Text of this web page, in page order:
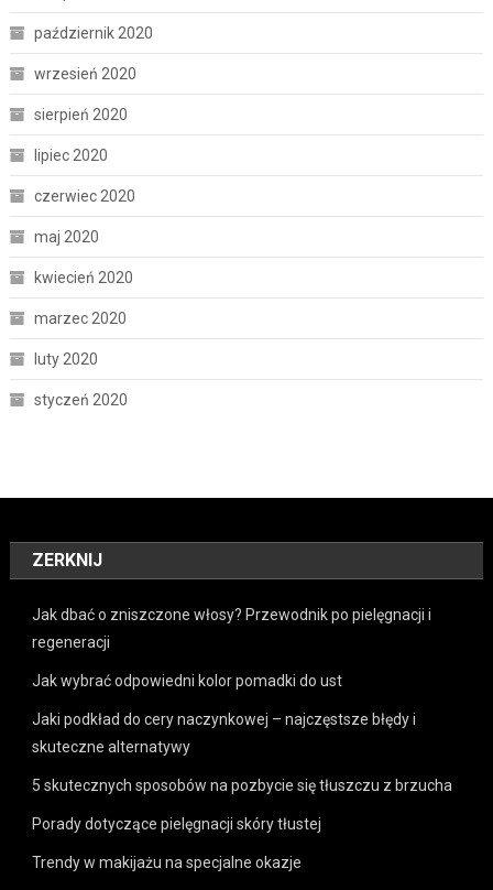
październik 2020
wrzesień 2020
sierpień 2020
lipiec 2020
czerwiec 2020
maj 2020
kwiecień 2020
marzec 2020
luty 2020
styczeń 2020
ZERKNIJ
Jak dbać o zniszczone włosy? Przewodnik po pielęgnacji i
regeneracji
Jak wybrać odpowiedni kolor pomadki do ust
Jaki podkład do cery naczynkowej – najczęstsze błędy i
skuteczne alternatywy
5 skutecznych sposobów na pozbycie się tłuszczu z brzucha
Porady dotyczące pielęgnacji skóry tłustej
Trendy w makijażu na specjalne okazje